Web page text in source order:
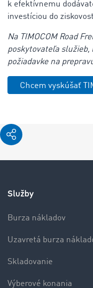
k efektívnemu
investíciou do
Na TIMOCOM Road
poskytovateľa služieb,
požiadavke na
Chcem vyskúšať
Služby
Burza nákladov
Uzavretá burza
Skladovanie
Výberové konania